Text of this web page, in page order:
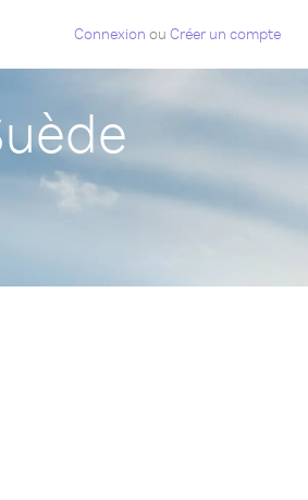
Connexion ou Créer un compte